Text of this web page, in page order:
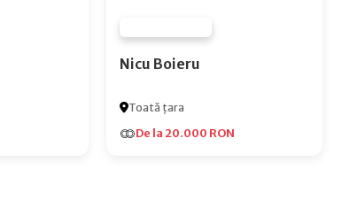
Nicu Boieru
Toată țara
De la 20.000 RON